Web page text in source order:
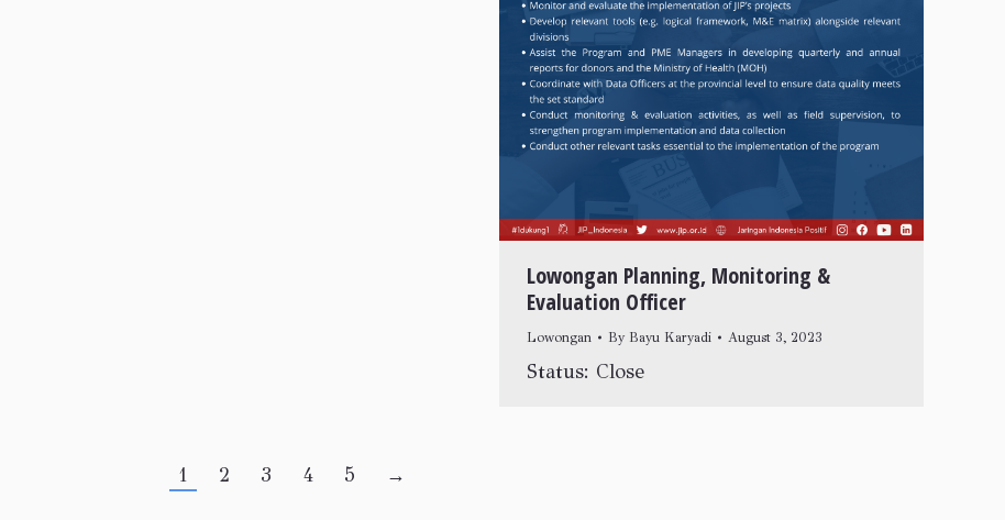
Lowongan Planning, Monitoring &
Evaluation Officer
Lowongan By Bayu Karyadi August 3, 2023
Status: Close
1 2 3 4 5 →